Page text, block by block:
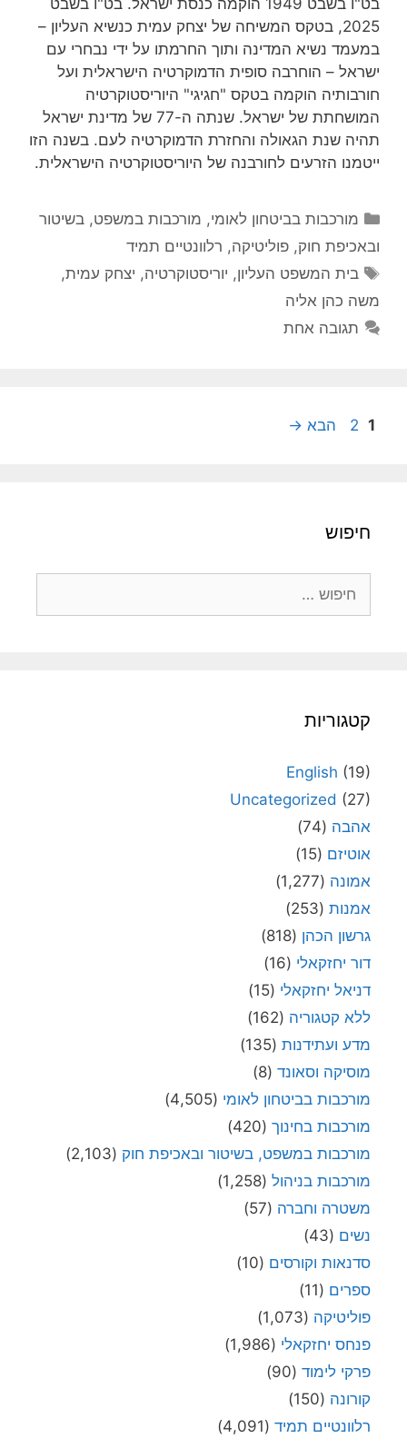
2025, בטקס המשיחה של יצחק עמית כנשיא העליון –
במעמד נשיא המדינה ותוך החרמתו על ידי נבחרי עם
ישראל – הוחרבה סופית הדמוקרטיה הישראלית ועל
חורבותיה הוקמה בטקס "חגיגי" היוריסטוקרטיה
המושחתת של ישראל. שנתה ה-77 של מדינת ישראל
תהיה שנת הגאולה והחזרת הדמוקרטיה לעם. בשנה הזו
ייטמנו הזרעים לחורבנה של היוריסטוקרטיה הישראלית.
קטגוריות
מורכבות בביטחון לאומי, מורכבות במשפט, בשיטור
ובאכיפת חוק, פוליטיקה, רלוונטיים תמיד
תגיות
בית המשפט העליון, יוריסטוקרטיה, יצחק עמית,
משה כהן אליה
תגובה אחת
עמוד
1 עמוד
2 הבא →
חיפוש
קטגוריות
English (19)
Uncategorized (27)
אהבה (74)
אוטיזם (15)
אמונה (1,277)
אמנות (253)
גרשון הכהן (818)
דור יחזקאלי (16)
דניאל יחזקאלי (15)
ללא קטגוריה (162)
מדע ועתידנות (135)
מוסיקה וסאונד (8)
מורכבות בביטחון לאומי (4,505)
מורכבות בחינוך (420)
מורכבות במשפט, בשיטור ובאכיפת חוק (2,103)
מורכבות בניהול (1,258)
משטרה וחברה (57)
נשים (43)
סדנאות וקורסים (10)
ספרים (11)
פוליטיקה (1,073)
פנחס יחזקאלי (1,986)
פרקי לימוד (90)
קורונה (150)
רלוונטיים תמיד (4,091)